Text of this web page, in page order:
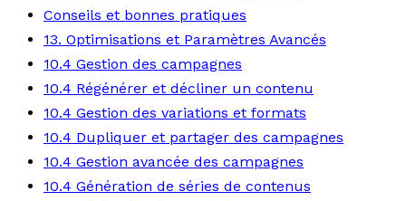
Conseils et bonnes pratiques
13. Optimisations et Paramètres Avancés
10.4 Gestion des campagnes
10.4 Régénérer et décliner un contenu
10.4 Gestion des variations et formats
10.4 Dupliquer et partager des campagnes
10.4 Gestion avancée des campagnes
10.4 Génération de séries de contenus